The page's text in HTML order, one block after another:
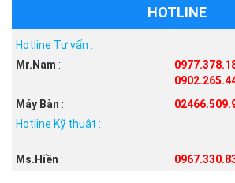
HOTLINE
Hotline Tư vấn :
Mr.Nam :
Máy Bàn :
Hotline Kỹ thuật :
Ms.Hiền :